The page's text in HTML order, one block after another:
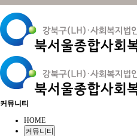
커뮤니티
HOME
커뮤니티